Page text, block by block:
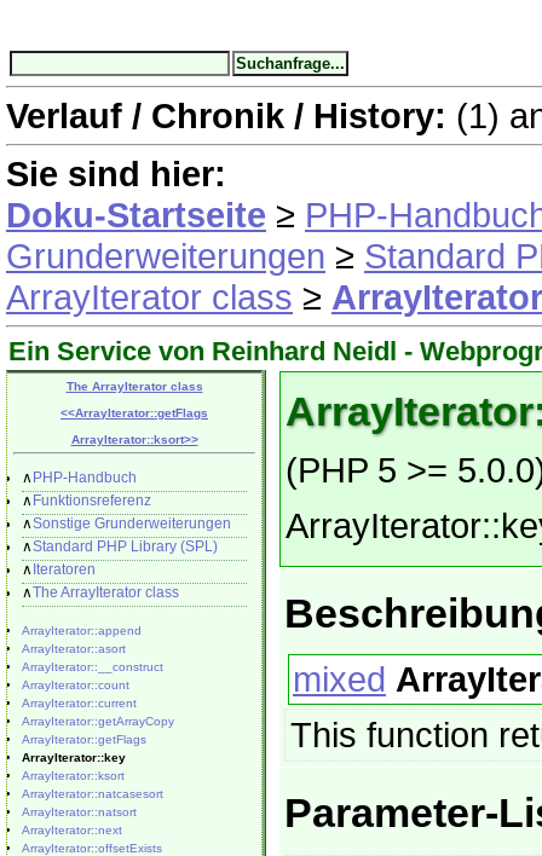
Verlauf / Chronik / History: (1)
Sie sind hier:
Doku-Startseite ≥ PHP-
Grunderweiterungen ≥ Standard
ArrayIterator class ≥
Ein Service von Reinhard Neidl -
The ArrayIterator class
<<ArrayIterator::getFlags
ArrayIterator::ksort>>
∧ PHP-Handbuch
∧ Funktionsreferenz
∧Sonstige Grunderweiterungen
∧Standard PHP Library (SPL)
∧ Iteratoren
∧The ArrayIterator class
ArrayIterator::append
ArrayIterator::asort
ArrayIterator::__construct
ArrayIterator::count
ArrayIterator::current
ArrayIterator::getArrayCopy
ArrayIterator::getFlags
ArrayIterator::key
ArrayIterator::ksort
ArrayIterator::natcasesort
ArrayIterator::natsort
ArrayIterator::next
ArrayIterator::offsetExists
(PHP 5 >=
mixed
This function
Parameter-